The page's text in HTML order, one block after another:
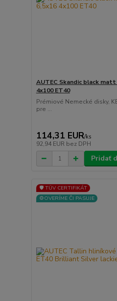
AUTEC Skandic black
4x100 ET40
Prémiové Nemecké disky,
pre ...
114,31 EUR/ks
92,94 EUR bez DPH
Pridať
🛡️ TÜV CERTIFIKÁT
⚙️OVERÍME ČI PASUJE